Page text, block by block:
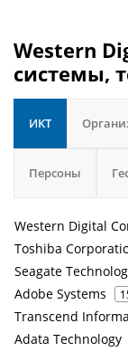
Western
системы,
ИКТ
Персоны
Western Digital
Toshiba
Seagate
Adobe Systems
Transcend
Adata Technology